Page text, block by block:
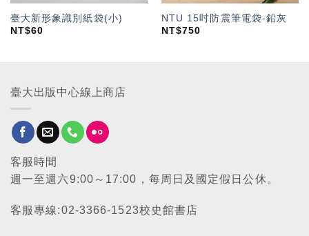
臺大新形象識別紙袋(小)
NT$60
NTU 15吋防震筆電袋-鉛灰
NT$750
臺大出版中心線上商店
客服時間
週一至週六9:00～17:00，每周日及國定假日公休。
客服專線:02-3366-1523校史館書店